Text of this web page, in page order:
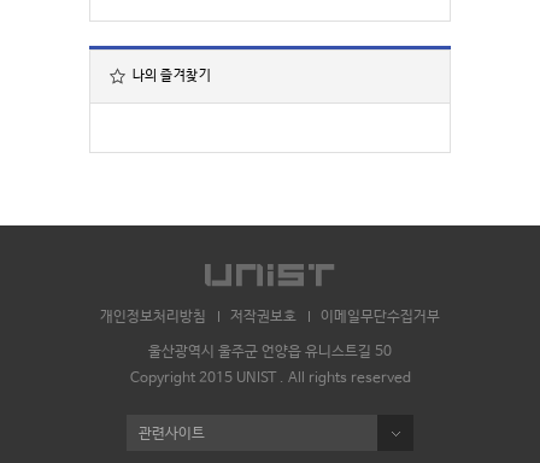
나의 즐겨찾기
개인정보처리방침 저작권보호 이메일무단수집거부
울산광역시 울주군 언양읍 유니스트길 50
Copyright 2015 UNIST . All rights reserved
관련사이트